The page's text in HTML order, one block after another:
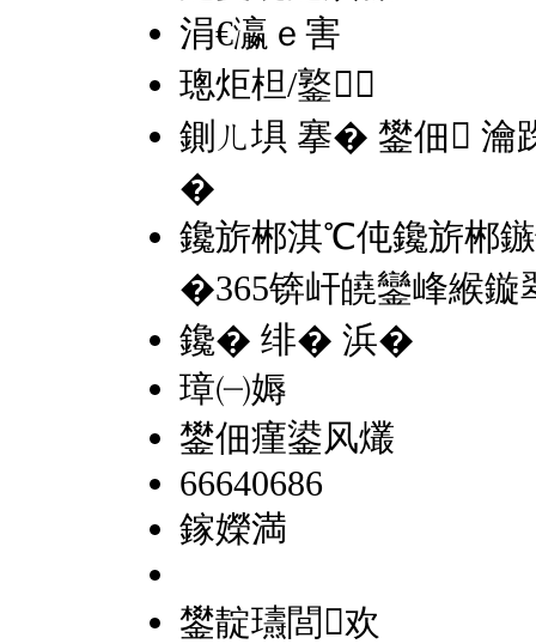
涓€瀛ｅ害
璁炬柦/鐜
鍘ㄦ埧 搴� 鐢佃 瀹
�
鑱旂郴淇℃伅鑱旂郴
�365锛屽皢鑾峰緱
鑱� 绯� 浜�
璋㈠媷
鐢佃瘽鍙风爜
66640686
鎵嬫満
鐢靛瓙閭欢